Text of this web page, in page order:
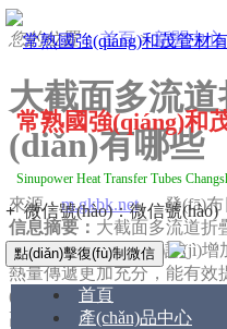
常熟國強(qiáng)和
Sinupower Heat Transfer Tubes
+ 微信號(hào)：微信號(hào)
點(diǎn)擊復(fù)制微信
首頁
產(chǎn)品中心
您的位置： 首頁>新聞中心
大截面多流
(diǎn)有哪些
來源：m.gkbk.net發(fā)布日
信息摘要： 大截面多流道折
傳熱：多流道設(shè)計(jì)增
熱量傳遞更加充分，能有效
(xiàn)不同流體間的熱交換
高要求的場景，如新能源